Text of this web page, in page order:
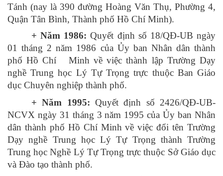
Tánh (nay là 390 đường Hoàng Văn Thụ, Phường 4,
Quận Tân Bình, Thành phố Hồ Chí Minh).
+ Năm 1986: Quyết định số 18/QĐ-UB ngày
01 tháng 2 năm 1986 của Ủy ban Nhân dân thành
phố Hồ Chí Minh về việc thành lập Trường Dạy
nghề Trung học Lý Tự Trọng trực thuộc Ban Giáo
dục Chuyên nghiệp thành phố.
+ Năm 1995: Quyết định số 2426/QĐ-UB-
NCVX ngày 31 tháng 3 năm 1995 của Ủy ban Nhân
dân thành phố Hồ Chí Minh về việc đổi tên Trường
Dạy nghề Trung học Lý Tự Trọng thành Trường
Trung học Nghề Lý Tự Trọng trực thuộc Sở Giáo dục
và Đào tạo thành phố.